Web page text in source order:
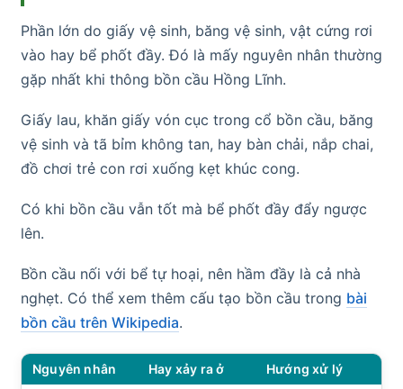
Phần lớn do giấy vệ sinh, băng vệ sinh, vật cứng rơi
vào hay bể phốt đầy. Đó là mấy nguyên nhân thường
gặp nhất khi thông bồn cầu Hồng Lĩnh.
Giấy lau, khăn giấy vón cục trong cổ bồn cầu, băng
vệ sinh và tã bỉm không tan, hay bàn chải, nắp chai,
đồ chơi trẻ con rơi xuống kẹt khúc cong.
Có khi bồn cầu vẫn tốt mà bể phốt đầy đẩy ngược
lên.
Bồn cầu nối với bể tự hoại, nên hầm đầy là cả nhà
nghẹt. Có thể xem thêm cấu tạo bồn cầu trong bài
bồn cầu trên Wikipedia.
Nguyên nhân Hay xảy ra ở Hướng xử lý